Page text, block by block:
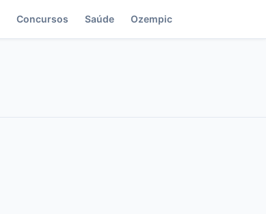
Concursos Saúde Ozempic